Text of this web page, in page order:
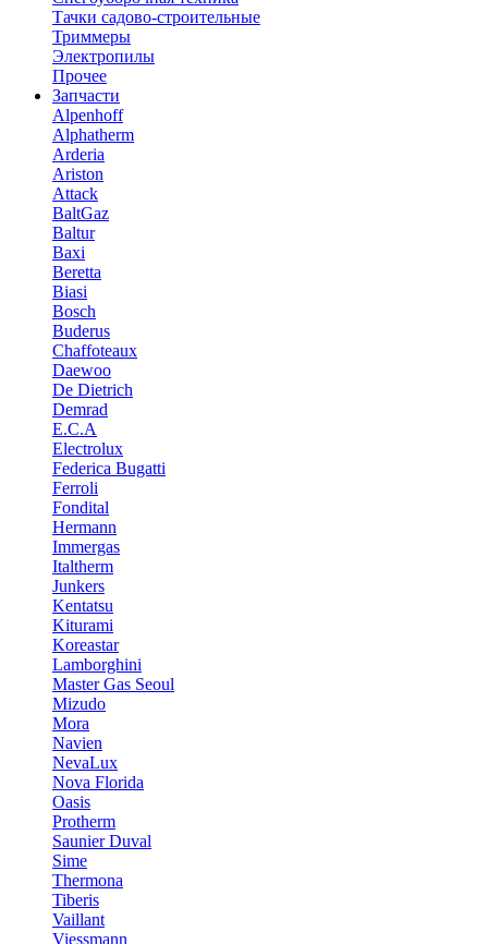
Тачки садово-строительные
Триммеры
Электропилы
Прочее
Запчасти
Alpenhoff
Alphatherm
Arderia
Ariston
Attack
BaltGaz
Baltur
Baxi
Beretta
Biasi
Bosch
Buderus
Chaffoteaux
Daewoo
De Dietrich
Demrad
E.C.A
Electrolux
Federica Bugatti
Ferroli
Fondital
Hermann
Immergas
Italtherm
Junkers
Kentatsu
Kiturami
Koreastar
Lamborghini
Master Gas Seoul
Mizudo
Mora
Navien
NevaLux
Nova Florida
Oasis
Protherm
Saunier Duval
Sime
Thermona
Tiberis
Vaillant
Viessmann